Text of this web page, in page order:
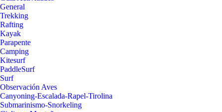
General
Trekking
Rafting
Kayak
Parapente
Camping
Kitesurf
PaddleSurf
Surf
Observación Aves
Canyoning-Escalada-Rapel-Tirolina
Submarinismo-Snorkeling